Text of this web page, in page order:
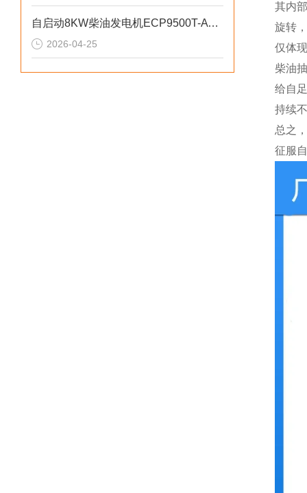
自启动8KW柴油发电机ECP9500T-ATS参数介绍
2026-04-25
其内
旋转
仅体
柴油
给自
持续
总之
征服